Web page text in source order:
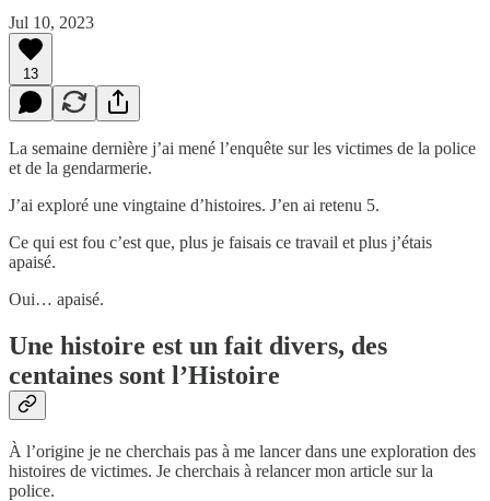
Jul 10, 2023
13
La semaine dernière j’ai mené l’enquête sur les victimes de la police
et de la gendarmerie.
J’ai exploré une vingtaine d’histoires. J’en ai retenu 5.
Ce qui est fou c’est que, plus je faisais ce travail et plus j’étais
apaisé.
Oui… apaisé.
Une histoire est un fait divers, des
centaines sont l’Histoire
À l’origine je ne cherchais pas à me lancer dans une exploration des
histoires de victimes. Je cherchais à relancer mon article sur la
police.